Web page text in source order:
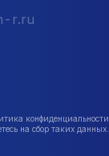
r.ru
конфиденциальности
на сбор таких данных.